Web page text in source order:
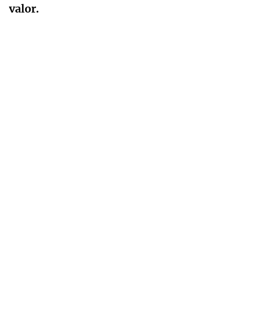
valor.